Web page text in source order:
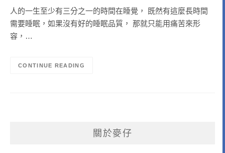
人的一生至少有三分之一的時間在睡覺， 既然有這麼長時間
需要睡眠，如果沒有好的睡眠品質， 那就只能用痛苦來形
容，…
CONTINUE READING
關於麥仔